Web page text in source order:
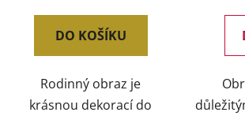
DO KOŠÍKU
Rodinný obraz je
krásnou dekorací do